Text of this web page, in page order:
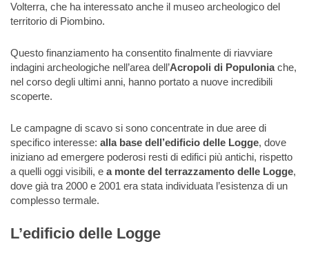
Volterra, che ha interessato anche il museo archeologico del
territorio di Piombino.
Questo finanziamento ha consentito finalmente di riavviare
indagini archeologiche nell’area dell’Acropoli di Populoniache,
nel corso degli ultimi anni, hanno portato a nuove incredibili
scoperte.
Le campagne di scavo si sono concentrate in due aree di
specifico interesse: alla base dell’edificio delle Logge, dove
iniziano ad emergere poderosi resti di edifici più antichi, rispetto
a quelli oggi visibili, e a monte del terrazzamento delle Logge,
dove già tra 2000 e 2001 era stata individuata l’esistenza di un
complesso termale.
L’edificio delle Logge